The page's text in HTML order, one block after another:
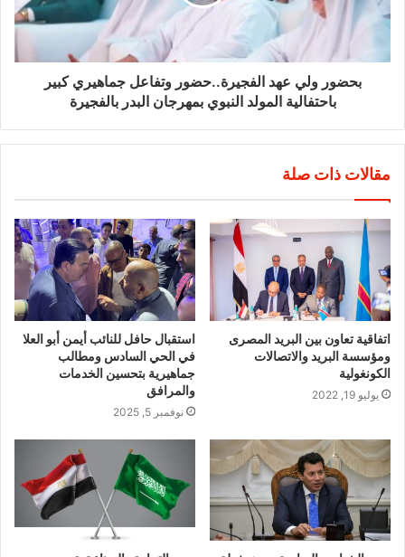
بحضور ولي عهد الفجيرة..حضور وتفاعل جماهيري كبير
باحتفالية المولد النبوي بمهرجان البدر بالفجيرة
مقالات ذات صلة
اتفاقية تعاون بين البريد المصرى
ومؤسسة البريد والاتصالات
الكونغولية
يوليو 19, 2022
استقبال حافل للنائب أيمن أبو العلا
في الحي السادس ومطالب
جماهيرية بتحسين الخدمات
والمرافق
نوفمبر 5, 2025